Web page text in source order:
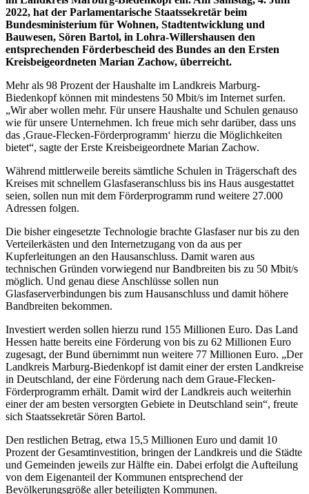
2022, hat der Parlamentarische Staatssekretär beim
Bundesministerium für Wohnen, Stadtentwicklung und
Bauwesen, Sören Bartol, in Lohra-Willershausen den
entsprechenden Förderbescheid des Bundes an den Ersten
Kreisbeigeordneten Marian Zachow, überreicht.
Mehr als 98 Prozent der Haushalte im Landkreis Marburg-
Biedenkopf können mit mindestens 50 Mbit/s im Internet surfen.
„Wir aber wollen mehr. Für unsere Haushalte und Schulen genauso
wie für unsere Unternehmen. Ich freue mich sehr darüber, dass uns
das ,Graue-Flecken-Förderprogramm‘ hierzu die Möglichkeiten
bietet“, sagte der Erste Kreisbeigeordnete Marian Zachow.
Während mittlerweile bereits sämtliche Schulen in Trägerschaft des
Kreises mit schnellem Glasfaseranschluss bis ins Haus ausgestattet
seien, sollen nun mit dem Förderprogramm rund weitere 27.000
Adressen folgen.
Die bisher eingesetzte Technologie brachte Glasfaser nur bis zu den
Verteilerkästen und den Internetzugang von da aus per
Kupferleitungen an den Hausanschluss. Damit waren aus
technischen Gründen vorwiegend nur Bandbreiten bis zu 50 Mbit/s
möglich. Und genau diese Anschlüsse sollen nun
Glasfaserverbindungen bis zum Hausanschluss und damit höhere
Bandbreiten bekommen.
Investiert werden sollen hierzu rund 155 Millionen Euro. Das Land
Hessen hatte bereits eine Förderung von bis zu 62 Millionen Euro
zugesagt, der Bund übernimmt nun weitere 77 Millionen Euro. „Der
Landkreis Marburg-Biedenkopf ist damit einer der ersten Landkreise
in Deutschland, der eine Förderung nach dem Graue-Flecken-
Förderprogramm erhält. Damit wird der Landkreis auch weiterhin
einer der am besten versorgten Gebiete in Deutschland sein“, freute
sich Staatssekretär Sören Bartol.
Den restlichen Betrag, etwa 15,5 Millionen Euro und damit 10
Prozent der Gesamtinvestition, bringen der Landkreis und die Städte
und Gemeinden jeweils zur Hälfte ein. Dabei erfolgt die Aufteilung
von dem Eigenanteil der Kommunen entsprechend der
Bevölkerungsgröße aller beteiligten Kommunen.